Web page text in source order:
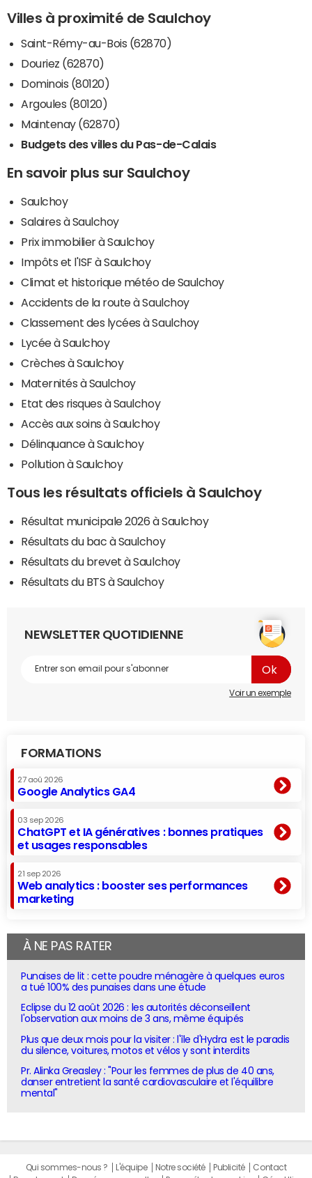
Villes à proximité de Saulchoy
Saint-Rémy-au-Bois (62870)
Douriez (62870)
Dominois (80120)
Argoules (80120)
Maintenay (62870)
Budgets des villes du Pas-de-Calais
En savoir plus sur Saulchoy
Saulchoy
Salaires à Saulchoy
Prix immobilier à Saulchoy
Impôts et l'ISF à Saulchoy
Climat et historique météo de Saulchoy
Accidents de la route à Saulchoy
Classement des lycées à Saulchoy
Lycée à Saulchoy
Crèches à Saulchoy
Maternités à Saulchoy
Etat des risques à Saulchoy
Accès aux soins à Saulchoy
Délinquance à Saulchoy
Pollution à Saulchoy
Tous les résultats officiels à Saulchoy
Résultat municipale 2026 à Saulchoy
Résultats du bac à Saulchoy
Résultats du brevet à Saulchoy
Résultats du BTS à Saulchoy
NEWSLETTER QUOTIDIENNE
Voir un exemple
FORMATIONS
27 aoû 2026
Google Analytics GA4
03 sep 2026
ChatGPT et IA génératives : bonnes pratiques
et usages responsables
21 sep 2026
Web analytics : booster ses performances
marketing
À NE PAS RATER
Punaises de lit : cette poudre ménagère à quelques euros
a tué 100% des punaises dans une étude
Eclipse du 12 août 2026 : les autorités déconseillent
l'observation aux moins de 3 ans, même équipés
Plus que deux mois pour la visiter : l'île d'Hydra est le paradis
du silence, voitures, motos et vélos y sont interdits
Pr. Alinka Greasley : "Pour les femmes de plus de 40 ans,
danser entretient la santé cardiovasculaire et l'équilibre
mental"
Qui sommes-nous ? L'équipe Notre société Publicité
Contact